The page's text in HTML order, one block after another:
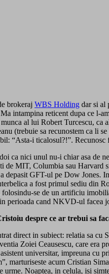
brokeraj WBS Holding dar si al
intampina reticent dupa ce l-
al lui Robert Turcescu, ca
(trebuie sa recunostem ca li
“Asta-i ticalosul?!”.
ca nici unul nu-i chiar asa de
de MIT, Columbia sau Harvard
GFT-ul pe Dow Jones.
a fost primul sediu din
se de un artificiu
perioada cand NKVD-ul
despre ce ar trebui sa
direct in subiect: relatia sa cu
Zoiei Ceausescu, care
universitar, impreuna cu
marturiseste acum Cristian
urme. Noaptea, in celula, isi